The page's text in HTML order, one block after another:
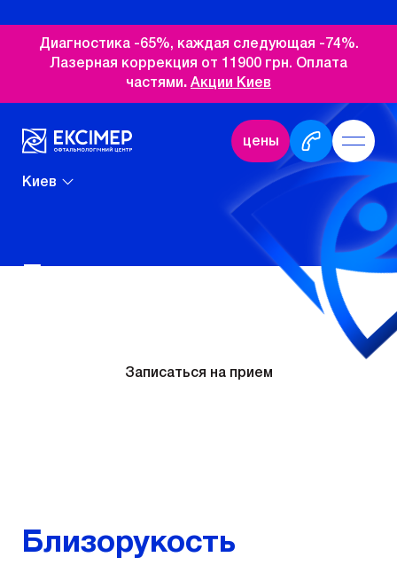
Диагностика -65%, каждая следующая -74%.
Лазерная коррекция от 11900 грн. Оплата
частями . Акции Киев
цены
Киев
Записаться на прием
Близорукость